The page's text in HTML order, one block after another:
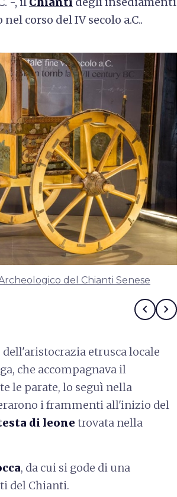
corso del IV secolo a.C..
del Chianti Senese
chevron_left chevron_right
etrusca locale
che accompagnava il
le parate, lo seguì nella
i frammenti all'inizio del
di leone trovata nella
, da cui si gode di una
del Chianti.